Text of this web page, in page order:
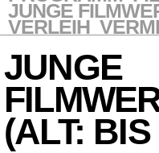
JUNGE
VERLEIH
JUNGE
(ALT: